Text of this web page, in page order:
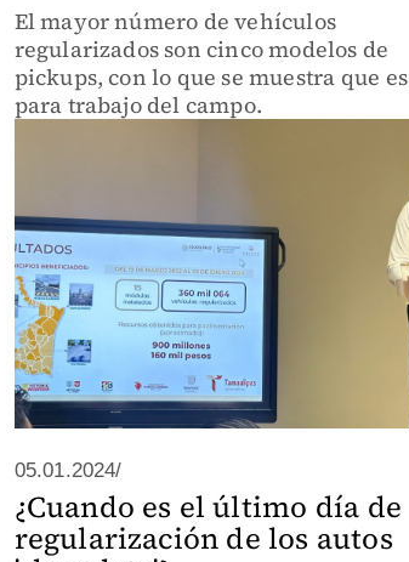
El mayor número de vehículos
regularizados son cinco modelos de
pickups, con lo que se muestra que es
para trabajo del campo.
05.01.2024/
¿Cuando es el último día de
regularización de los autos